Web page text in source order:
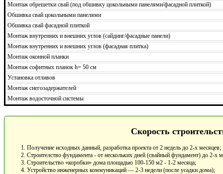
Монтаж обрешетки свай (под обшивку цокольными панелями/фасадной плиткой)
Обшивка свай цокольными панелями
Обшивка свай фасадной плиткой
Монтаж внутренних и внешних углов (сайдинг/фасадные панели)
Монтаж внутренних и внешних углов (фасадная плитка)
Монтаж оконной планки
Монтаж софитных планок h= 50 см
Установка отливов
Монтаж снегозадержателей
Монтаж водосточной системы
Скорость
Получение исходных данный, разработка проекта от 2 недель до 2-х месяцев;
Строителство фундамента - от нескольких дней (свайный фундамент) до 2-х
Строительство «коробки» дома площадью 100-150 м2 - 1-2 месяца;
Устройство инженерных коммуникаций — 2-3 недели (после усадки дома);